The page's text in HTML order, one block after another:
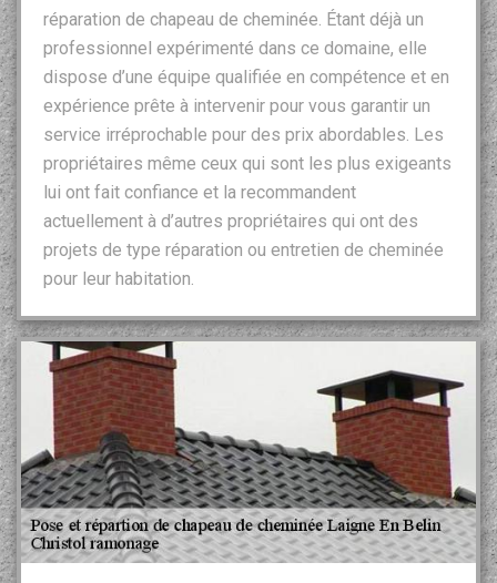
réparation de chapeau de cheminée. Étant déjà un
professionnel expérimenté dans ce domaine, elle
dispose d’une équipe qualifiée en compétence et en
expérience prête à intervenir pour vous garantir un
service irréprochable pour des prix abordables. Les
propriétaires même ceux qui sont les plus exigeants
lui ont fait confiance et la recommandent
actuellement à d’autres propriétaires qui ont des
projets de type réparation ou entretien de cheminée
pour leur habitation.